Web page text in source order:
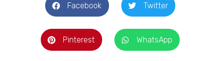
Facebook Twitter
Pinterest WhatsApp